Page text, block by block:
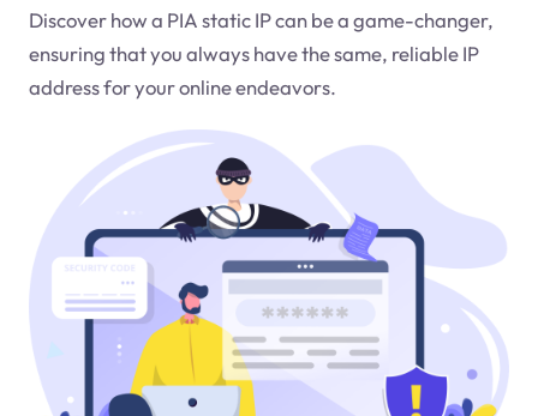
Discover how a PIA static IP can be a game-changer,
ensuring that you always have the same, reliable IP
address for your online endeavors.